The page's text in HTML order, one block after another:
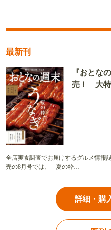
最新刊
『おとな
売！ 大特
全店実食調査でお届けするグルメ情報
売の8月号では、「夏の粋…
詳細・購